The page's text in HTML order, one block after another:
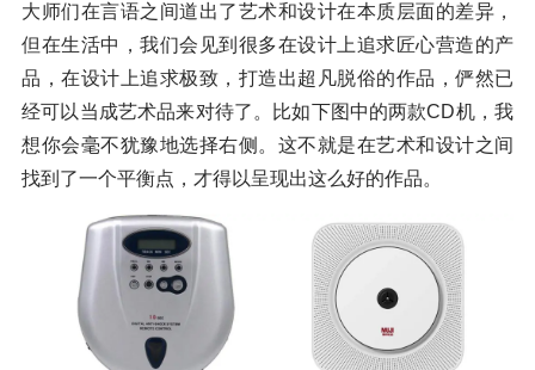
大师们在言语之间道出了艺术和设计在本质层面的差异，
但在生活中，我们会见到很多在设计上追求匠心营造的产
品，在设计上追求极致，打造出超凡脱俗的作品，俨然已
经可以当成艺术品来对待了。比如下图中的两款CD机，我
想你会毫不犹豫地选择右侧。这不就是在艺术和设计之间
找到了一个平衡点，才得以呈现出这么好的作品。